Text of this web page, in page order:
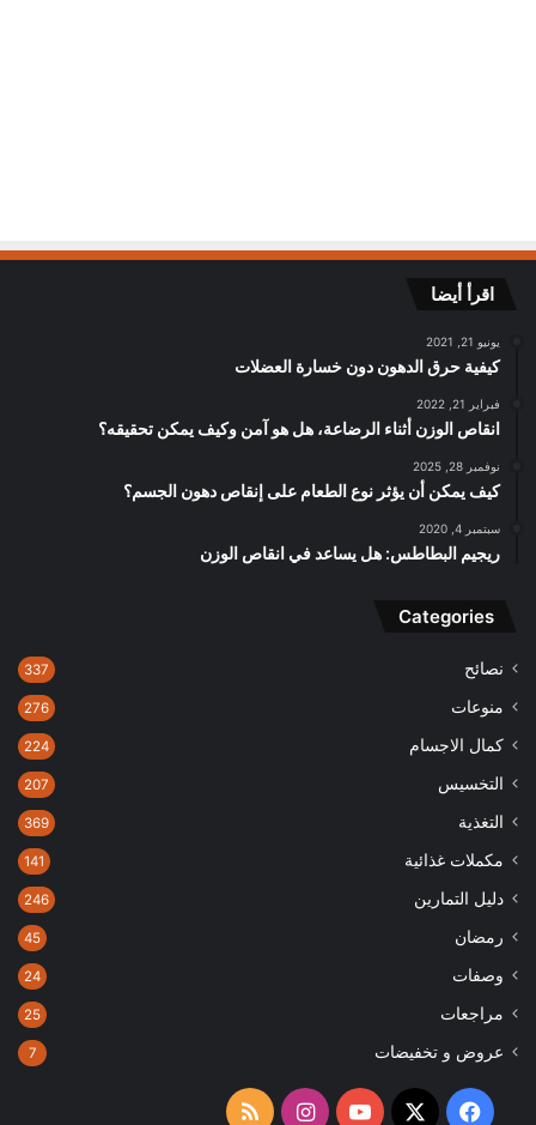
اقرأ أيضا
يونيو 21, 2021
كيفية حرق الدهون دون خسارة العضلات
فبراير 21, 2022
انقاص الوزن أثناء الرضاعة، هل هو آمن وكيف يمكن تحقيقه؟
نوفمبر 28, 2025
كيف يمكن أن يؤثر نوع الطعام على إنقاص دهون الجسم؟
سبتمبر 4, 2020
ريجيم البطاطس: هل يساعد في انقاص الوزن
Categories
نصائح 337
منوعات 276
كمال الاجسام 224
التخسيس 207
التغذية 369
مكملات غذائية 141
دليل التمارين 246
رمضان 45
وصفات 24
مراجعات 25
عروض و تخفيضات 7
فيسبوك
‫X
‫YouTubeانستقرامملخص